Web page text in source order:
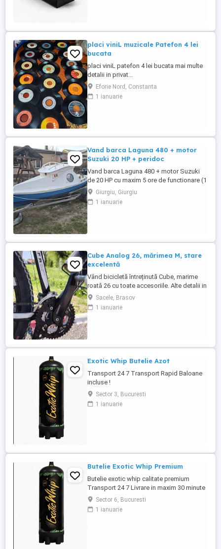
placi viniL muzicale Patefon 4 lei
bucata
placi viniL patefon 4 lei bucata mai multe
detalii in privat...
Eforie Nord, Constanta
1 ianuarie
Vand barca Laguna 480 + motor
Suzuki 20 HP + peridoc
Vand barca Laguna 480 + motor Suzuki
de 20 HP cu maxim 5 ore de functionare (1
luna) + peridoc neinmatriculat foarte
rezistent si pentru alte modele mai grele
de barci. Relatii la telefon: 0 sapte 2 doi 6
Giurgiu, Giurgiu
1 ianuarie
Cube Analog 26, mărimea M, stare
excelentă
Vând bicicletă întreținută Cube, marime
roată 26 cu toate accesoriile. Alte detalii in
privat.Sacele, Brasov
1 ianuarie
Exotic Whip Butelie Azot
Transport 24 7 Transport Rapid Baloane
incluse !
Sector 3, Bucuresti
1 ianuarie
Butelie Exotic Whip Premium
Butelie exotic whip calitate premium
Transport 24 7 Livrare in maxim 30 minute
Sector 6, Bucuresti
1 ianuarie